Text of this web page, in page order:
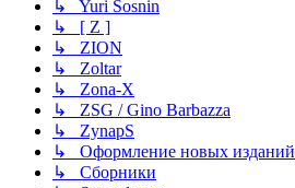
↳ Yuri Sosnin
↳ [ Z ]
↳ ZION
↳ Zoltar
↳ Zona-X
↳ ZSG / Gino Barbazza
↳ ZynapS
↳ Оформление новых изданий
↳ Сборники